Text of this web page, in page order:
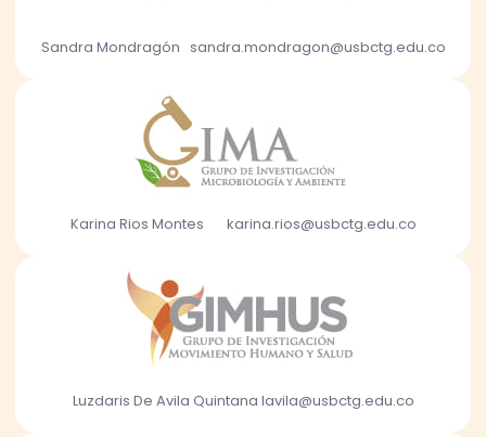
Sandra Mondragón sandra.mondragon@usbctg.edu.co
Karina Rios Montes karina.rios@usbctg.edu.co
Luzdaris De Avila Quintana lavila@usbctg.edu.co